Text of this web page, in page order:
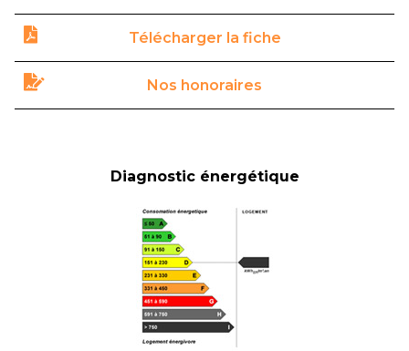
Télécharger la fiche
Nos honoraires
Diagnostic énergétique